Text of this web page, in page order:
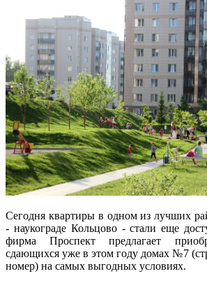
Сегодня квартиры в одном из лучших
- наукограде Кольцово - стали еще
фирма Проспект предлагает
сдающихся уже в этом году домах №7
номер) на самых выгодных условиях.